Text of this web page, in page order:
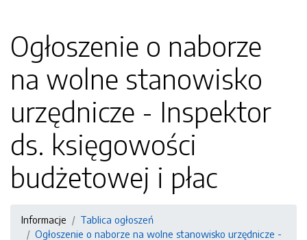
Ogłoszenie o naborze
na wolne stanowisko
urzędnicze - Inspektor
ds. księgowości
budżetowej i płac
Informacje
Tablica ogłoszeń
Ogłoszenie o naborze na wolne stanowisko urzędnicze -